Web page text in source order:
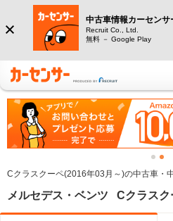
中古車情報カーセンサ
Recruit Co., Ltd.
無料 － Google Play
Cクラスクーペ(2016年03月～)の中古車・
メルセデス・ベンツ Cクラス